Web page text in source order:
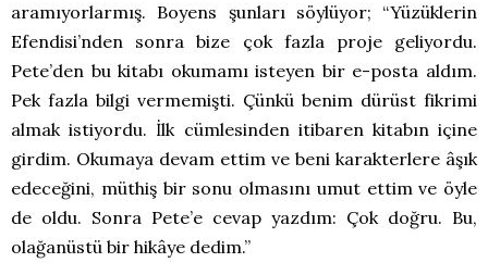
aramıyorlarmış. Boyens şunları söylüyor; “Yüzüklerin
Efendisi’nden sonra bize çok fazla proje geliyordu.
Pete’den bu kitabı okumamı isteyen bir e-posta aldım.
Pek fazla bilgi vermemişti. Çünkü benim dürüst fikrimi
almak istiyordu. İlk cümlesinden itibaren kitabın içine
girdim. Okumaya devam ettim ve beni karakterlere âşık
edeceğini, müthiş bir sonu olmasını umut ettim ve öyle
de oldu. Sonra Pete’e cevap yazdım: Çok doğru. Bu,
olağanüstü bir hikâye dedim.”